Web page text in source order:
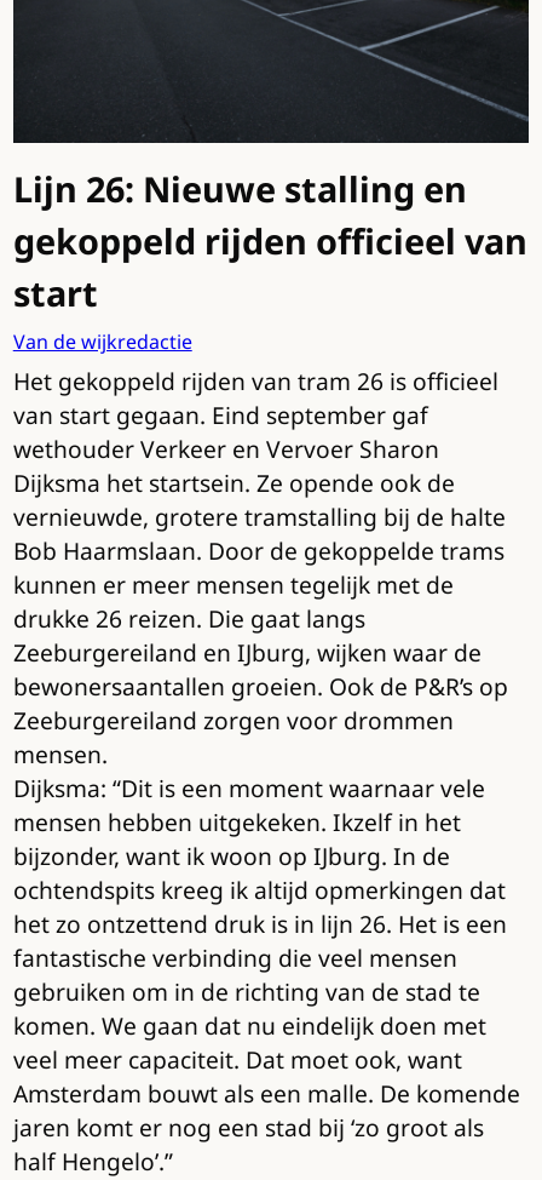
Lijn 26: Nieuwe stalling en
gekoppeld rijden officieel van
start
Van de wijkredactie
Het gekoppeld rijden van tram 26 is officieel
van start gegaan. Eind september gaf
wethouder Verkeer en Vervoer Sharon
Dijksma het startsein. Ze opende ook de
vernieuwde, grotere tramstalling bij de halte
Bob Haarmslaan. Door de gekoppelde trams
kunnen er meer mensen tegelijk met de
drukke 26 reizen. Die gaat langs
Zeeburgereiland en IJburg, wijken waar de
bewonersaantallen groeien. Ook de P&R’s op
Zeeburgereiland zorgen voor drommen
mensen.
Dijksma: “Dit is een moment waarnaar vele
mensen hebben uitgekeken. Ikzelf in het
bijzonder, want ik woon op IJburg. In de
ochtendspits kreeg ik altijd opmerkingen dat
het zo ontzettend druk is in lijn 26. Het is een
fantastische verbinding die veel mensen
gebruiken om in de richting van de stad te
komen. We gaan dat nu eindelijk doen met
veel meer capaciteit. Dat moet ook, want
Amsterdam bouwt als een malle. De komende
jaren komt er nog een stad bij ‘zo groot als
half Hengelo’.”